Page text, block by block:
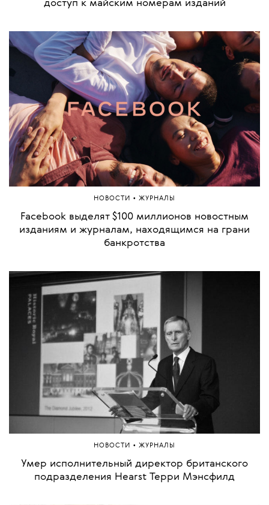
доступ к майским номерам изданий
НОВОСТИ • ЖУРНАЛЫ
Facebook выделят $100 миллионов новостным
изданиям и журналам, находящимся на грани
банкротства
НОВОСТИ • ЖУРНАЛЫ
Умер исполнительный директор британского
подразделения Hearst Терри Мэнсфилд